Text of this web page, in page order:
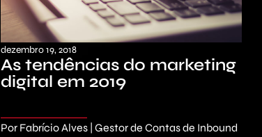
dezembro 19, 2018
As tendências do marketing
digital em 2019
Por Fabrício Alves | Gestor de Contas de Inbound